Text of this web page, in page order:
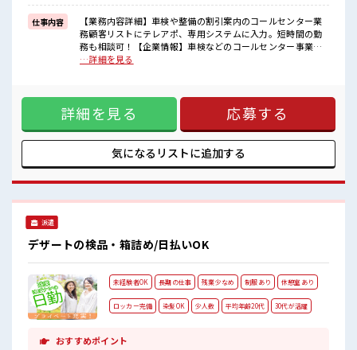
■職場の雰囲気
女性多めで休み時間は女子トークがあふれる職場です！
もちろん男性の応募もOKですよ！
派手すぎなければ多少のヘアカラーもOKなのはウレシイPoint☆
仕事内容
【業務内容詳細】車検や整備の割引案内のコールセンター業
務顧客リストにテレアポ、専用システムに入力。短時間の勤
務も相談可！【企業情報】車検などのコールセンター事業、
事務局事業 ■お仕事PR ≪ほぼ定時で帰れる≫ 時間をしっかり
ろん男性の応募も歓迎ですよ！ ≪髪型自由≫ 基本的に髪色自
由で明るすぎたり奇抜でなければOKです！ (規定有)≪初めて
の仕事だけど自分にもできそう≫ 新しいことにチャレンジす
るのは不安だけど、 しっかり働く環境が整っています！ イチ
からスキルUP・ステップUP目指していきましょう！ ■職場
の雰囲気 女性多めで休み時間は女子トークがあふれる職場で
少のヘアカラーもOKなのはウレシイPoint☆
…詳細を見る
詳細を見る 応募する
気になるリストに追加する
派遣
デザートの検品・箱詰め/日払いOK
未経験者OK 長期の仕事 残業少なめ 制服あり 休憩室あり
ロッカー完備 染髪OK 少人数 平均年齢20代 30代が活躍
おすすめポイント